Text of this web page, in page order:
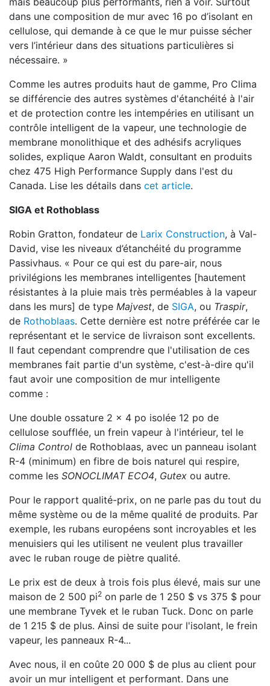
dans une composition de mur avec 16 po d’isolant en
cellulose, qui demande à ce que le mur puisse sécher
vers l’intérieur dans des situations particulières si
nécessaire. »
Comme les autres produits haut de gamme, Pro Clima
se différencie des autres systèmes d'étanchéité à l'air
et de protection contre les intempéries en utilisant un
contrôle intelligent de la vapeur, une technologie de
membrane monolithique et des adhésifs acryliques
solides, explique Aaron Waldt, consultant en produits
chez 475 High Performance Supply dans l'est du
Canada. Lise les détails dans cet article.
SIGA et Rothoblass
Robin Gratton, fondateur de Larix Construction, à Val-
David, vise les niveaux d’étanchéité du programme
Passivhaus. « Pour ce qui est du pare-air, nous
privilégions les membranes intelligentes [hautement
résistantes à la pluie mais très perméables à la vapeur
dans les murs] de type Majvest, de SIGA, ou Traspir,
de Rothoblaas. Cette dernière est notre préférée car le
représentant et le service de livraison sont excellents.
Il faut cependant comprendre que l'utilisation de ces
membranes fait partie d'un système, c'est-à-dire qu'il
faut avoir une composition de mur intelligente
comme :
Une double ossature 2 x 4 po isolée 12 po de
cellulose soufflée, un frein vapeur à l'intérieur, tel le
Clima Control de Rothoblaas, avec un panneau isolant
R-4 (minimum) en fibre de bois naturel qui respire,
comme les SONOCLIMAT ECO4, Gutex ou autre.
Pour le rapport qualité-prix, on ne parle pas du tout du
même système ou de la même qualité de produits. Par
exemple, les rubans européens sont incroyables et les
menuisiers qui les utilisent ne veulent plus travailler
avec le ruban rouge de piètre qualité.
Le prix est de deux à trois fois plus élevé, mais sur une
maison de 2 500 pi2 on parle de 1 250 $ vs 375 $ pour
une membrane Tyvek et le ruban Tuck. Donc on parle
de 1 215 $ de plus. Ainsi de suite pour l'isolant, le frein
vapeur, les panneaux R-4...
Avec nous, il en coûte 20 000 $ de plus au client pour
avoir un mur intelligent et performant. Dans une